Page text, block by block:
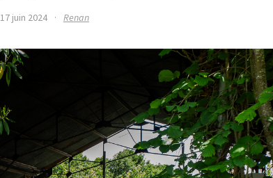
17 juin 2024 · Renan